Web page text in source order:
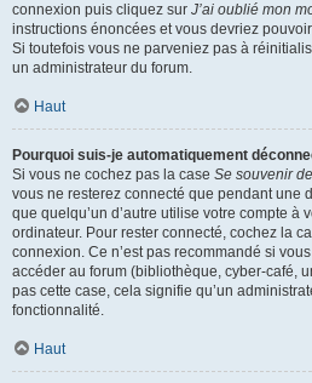
connexion puis cliquez sur J’ai oublié mon
instructions énoncées et vous devriez
Si toutefois vous ne parveniez pas à
un administrateur du forum.
Haut
Pourquoi suis-je automatiquement
Si vous ne cochez pas la case Se souvenir
vous ne resterez connecté que pendant une
que quelqu’un d’autre utilise votre compte à
ordinateur. Pour rester connecté, cochez la
connexion. Ce n’est pas recommandé si
accéder au forum (bibliothèque, cyber-café,
pas cette case, cela signifie qu’un
fonctionnalité.
Haut